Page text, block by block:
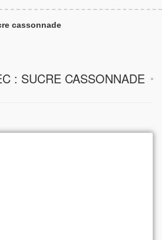
cassonnade
: SUCRE CASSONNADE